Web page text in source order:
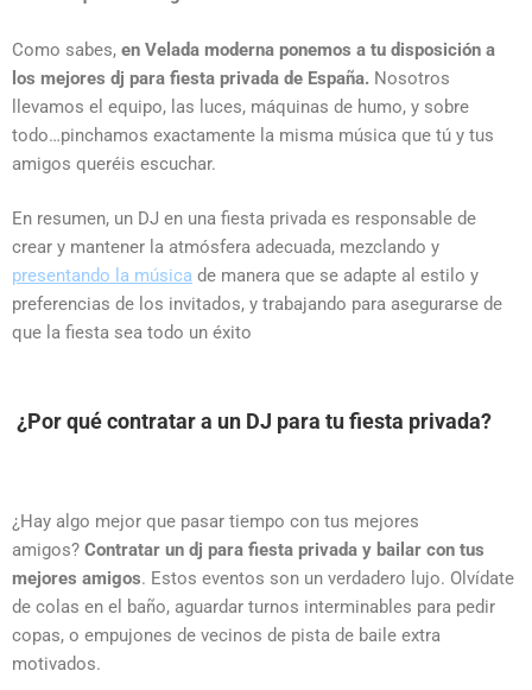
Como sabes, en Velada moderna ponemos a tu disposición a
los mejores dj para fiesta privada de España. Nosotros
llevamos el equipo, las luces, máquinas de humo, y sobre
todo…pinchamos exactamente la misma música que tú y tus
amigos queréis escuchar.
En resumen, un DJ en una fiesta privada es responsable de
crear y mantener la atmósfera adecuada, mezclando y
presentando la música de manera que se adapte al estilo y
preferencias de los invitados, y trabajando para asegurarse de
que la fiesta sea todo un éxito
¿Por qué contratar a un DJ para tu fiesta privada?
¿Hay algo mejor que pasar tiempo con tus mejores
amigos? Contratar un dj para fiesta privada y bailar con tus
mejores amigos. Estos eventos son un verdadero lujo. Olvídate
de colas en el baño, aguardar turnos interminables para pedir
copas, o empujones de vecinos de pista de baile extra
motivados.